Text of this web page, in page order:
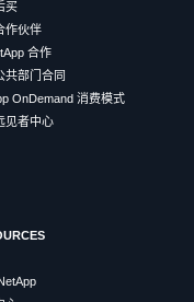
买
作伙伴
合作
共部门合同
OnDemand 消费模式
见者中心